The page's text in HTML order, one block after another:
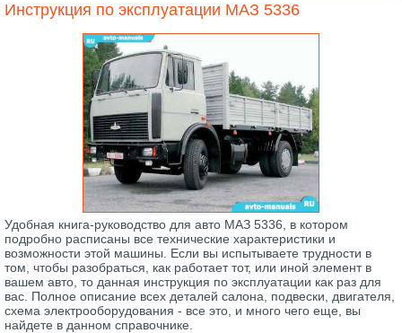
Инструкция по эксплуатации МАЗ 5336
Удобная книга-руководство для авто МАЗ 5336, в котором
подробно расписаны все технические характеристики и
возможности этой машины. Если вы испытываете трудности в
том, чтобы разобраться, как работает тот, или иной элемент в
вашем авто, то данная инструкция по эксплуатации как раз для
вас. Полное описание всех деталей салона, подвески, двигателя,
схема электрооборудования - все это, и много чего еще, вы
найдете в данном справочнике.